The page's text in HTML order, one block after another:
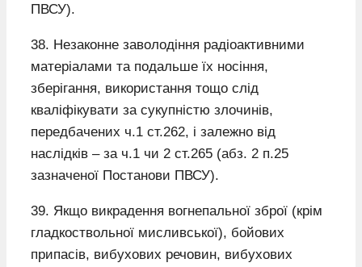
ПВСУ).
38. Незаконне заволодіння радіоактивними
матеріалами та подальше їх носіння,
зберігання, використання тощо слід
кваліфікувати за сукупністю злочинів,
передбачених ч.1 ст.262, і залежно від
наслідків – за ч.1 чи 2 ст.265 (абз. 2 п.25
зазначеної Постанови ПВСУ).
39. Якщо викрадення вогнепальної зброї (крім
гладкоствольної мисливської), бойових
припасів, вибухових речовин, вибухових